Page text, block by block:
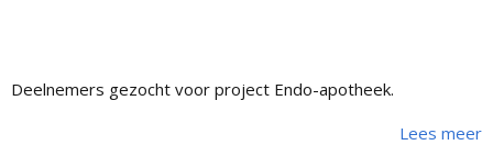
Deelnemers gezocht voor project Endo-apotheek.
Lees meer